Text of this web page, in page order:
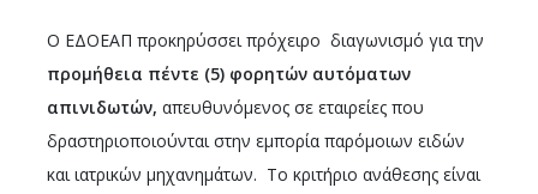
Ο ΕΔΟΕΑΠ προκηρύσσει πρόχειρο διαγωνισμό για την
προμήθεια πέντε (5) φορητών αυτόματων
απινιδωτών, απευθυνόμενος σε εταιρείες που
δραστηριοποιούνται στην εμπορία παρόμοιων ειδών
και ιατρικών μηχανημάτων. Το κριτήριο ανάθεσης είναι